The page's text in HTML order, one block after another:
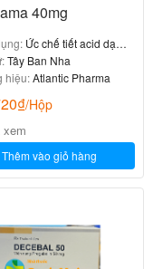
40mg
Ức chế tiết acid dạ
Tây Ban Nha
hiệu:Atlantic Pharma
₫/Hộp
xem
Thêm vào giỏ hàng